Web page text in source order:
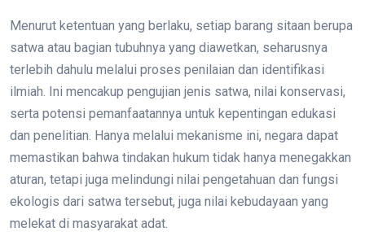
Menurut ketentuan yang berlaku, setiap barang sitaan berupa
satwa atau bagian tubuhnya yang diawetkan, seharusnya
terlebih dahulu melalui proses penilaian dan identifikasi
ilmiah. Ini mencakup pengujian jenis satwa, nilai konservasi,
serta potensi pemanfaatannya untuk kepentingan edukasi
dan penelitian. Hanya melalui mekanisme ini, negara dapat
memastikan bahwa tindakan hukum tidak hanya menegakkan
aturan, tetapi juga melindungi nilai pengetahuan dan fungsi
ekologis dari satwa tersebut, juga nilai kebudayaan yang
melekat di masyarakat adat.